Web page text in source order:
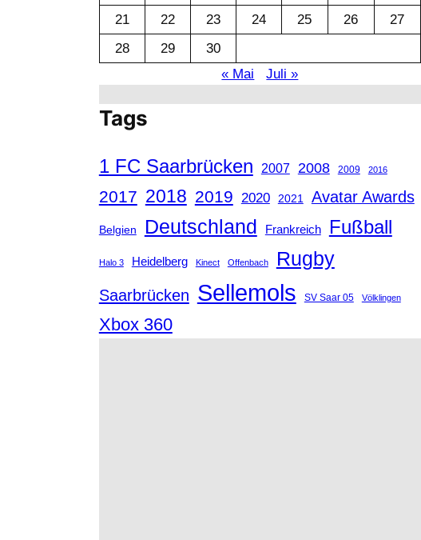
21
22 23 24 25 26
27
28
29
30
« Mai
Juli »
Tags
1 FC Saarbrücken 2007 2008 2009 2016
2017 2018 2019 2020 2021 Avatar Awards
Belgien Deutschland Frankreich Fußball
Halo 3 Heidelberg Kinect Offenbach Rugby
Saarbrücken Sellemols SV Saar 05 Völklingen
Xbox 360